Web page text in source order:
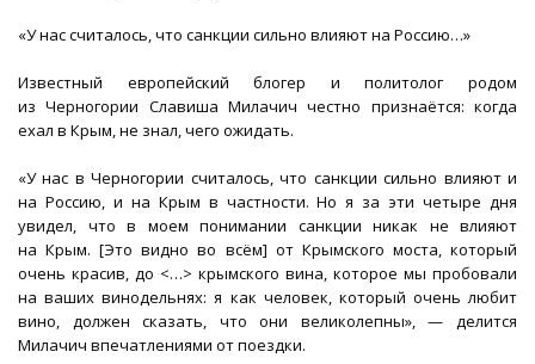
«У нас считалось, что санкции сильно влияют на Россию…»
Известный европейский блогер и политолог родом
из Черногории Славиша Милачич честно признаётся: когда
ехал в Крым, не знал, чего ожидать.
«У нас в Черногории считалось, что санкции сильно влияют и
на Россию, и на Крым в частности. Но я за эти четыре дня
увидел, что в моем понимании санкции никак не влияют
на Крым. [Это видно во всём] от Крымского моста, который
очень красив, до <…> крымского вина, которое мы пробовали
на ваших винодельнях: я как человек, который очень любит
вино, должен сказать, что они великолепны», — делится
Милачич впечатлениями от поездки.